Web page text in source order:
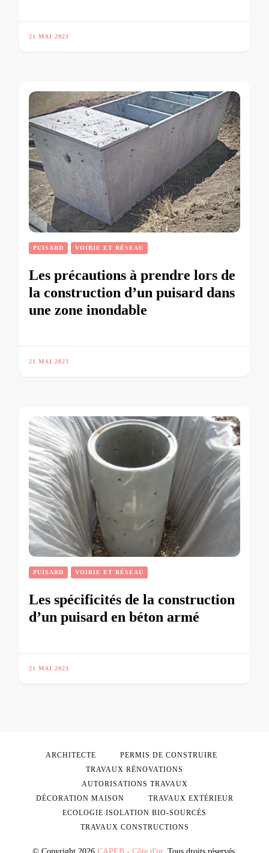
21 MAI 2023
PUISARD VOIRIE ET RÉSEAU
Les précautions à prendre lors de
la construction d’un puisard dans
une zone inondable
21 MAI 2023
PUISARD VOIRIE ET RÉSEAU
Les spécificités de la construction
d’un puisard en béton armé
21 MAI 2023
ARCHITECTE
PERMIS DE CONSTRUIRE
TRAVAUX RÉNOVATIONS
AUTORISATIONS TRAVAUX
DÉCORATION MAISON
TRAVAUX EXTÉRIEUR
ECOLOGIE ISOLATION BIO-SOURCÉS
TRAVAUX CONSTRUCTIONS